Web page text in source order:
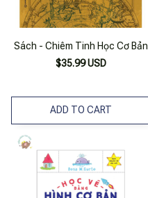
Sách - Chiêm Tinh Học Cơ Bản
$35.99 USD
ADD TO CART